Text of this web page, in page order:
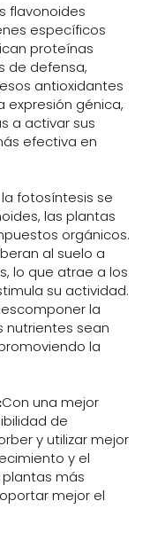
flavonoides
específicos
proteínas
de defensa,
antioxidantes
expresión génica,
a activar sus
efectiva en
fotosíntesis se
las plantas
orgánicos.
al suelo a
lo que atrae a los
su actividad.
la
nutrientes sean
la
Con una mejor
de
y utilizar mejor
y el
más
mejor el